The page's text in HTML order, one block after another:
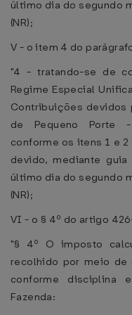
último dia do segundo
(NR);
V - o item 4 do
"4 - tratando-se de
Regime Especial
Contribuições devidos
de Pequeno Porte
conforme os itens 1 e
devido, mediante
último dia do segundo
(NR);
VI - o § 4º do artigo
"§ 4º O imposto
recolhido por meio de
conforme disciplina
Fazenda: